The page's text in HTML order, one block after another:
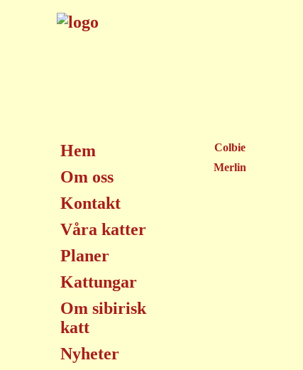
Hem
Om oss
Kontakt
Våra katter
Planer
Kattungar
Om sibirisk
katt
Nyheter
Colbie
Merlin